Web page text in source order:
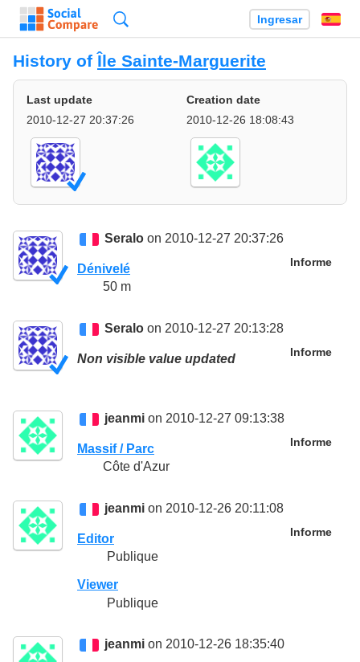
Ingresar
History of Île Sainte-Marguerite
Last update
2010-12-27 20:37:26
Creation date
2010-12-26 18:08:43
Seralo on 2010-12-27 20:37:26
Informe
Dénivelé
50 m
Seralo on 2010-12-27 20:13:28
Informe
Non visible value updated
jeanmi on 2010-12-27 09:13:38
Informe
Massif / Parc
Côte d'Azur
jeanmi on 2010-12-26 20:11:08
Informe
Editor
Publique
Viewer
Publique
jeanmi on 2010-12-26 18:35:40